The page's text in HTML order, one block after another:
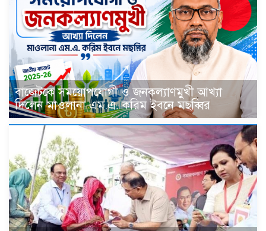
বাজেটকে সময়োপযোগী ও জনকল্যাণমুখী আখ্যা
দিলেন মাওলানা এম.এ. করিম ইবনে মছব্বির